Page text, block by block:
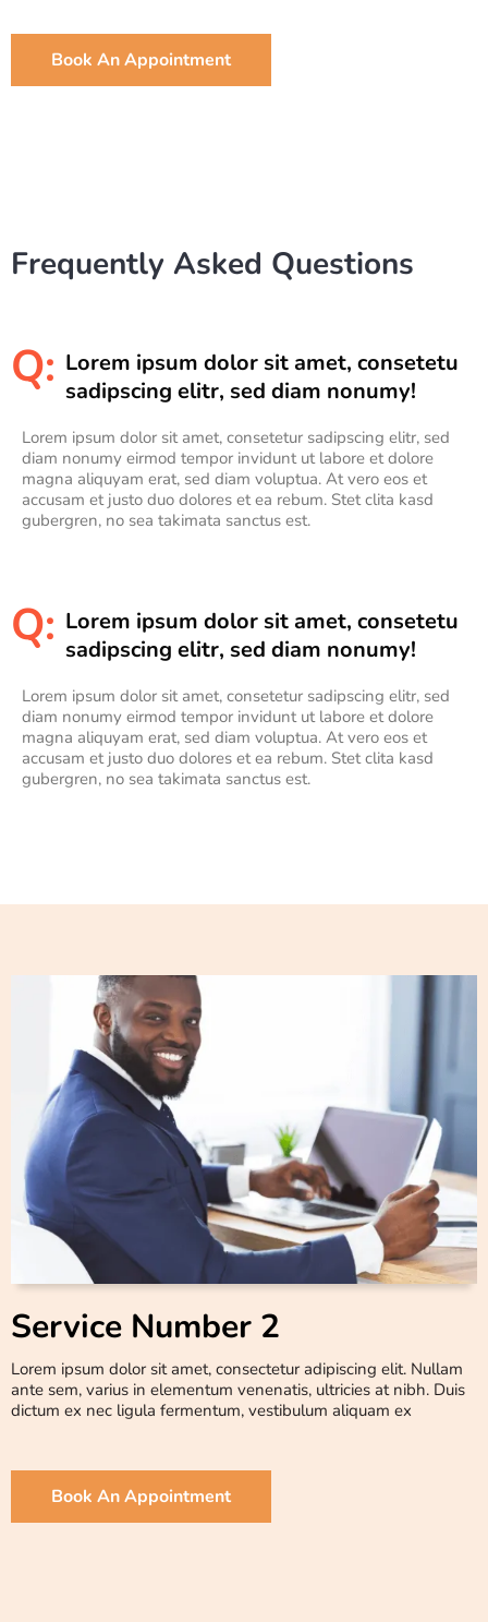
Book An Appointment
Frequently Asked Questions
Q: Lorem ipsum dolor sit amet, consetetu
sadipscing elitr, sed diam nonumy!
Lorem ipsum dolor sit amet, consetetur sadipscing elitr, sed
diam nonumy eirmod tempor invidunt ut labore et dolore
magna aliquyam erat, sed diam voluptua. At vero eos et
accusam et justo duo dolores et ea rebum. Stet clita kasd
gubergren, no sea takimata sanctus est.
Q: Lorem ipsum dolor sit amet, consetetu
sadipscing elitr, sed diam nonumy!
Lorem ipsum dolor sit amet, consetetur sadipscing elitr, sed
diam nonumy eirmod tempor invidunt ut labore et dolore
magna aliquyam erat, sed diam voluptua. At vero eos et
accusam et justo duo dolores et ea rebum. Stet clita kasd
gubergren, no sea takimata sanctus est.
Service Number 2
Lorem ipsum dolor sit amet, consectetur adipiscing elit. Nullam
ante sem, varius in elementum venenatis, ultricies at nibh. Duis
dictum ex nec ligula fermentum, vestibulum aliquam ex
Book An Appointment